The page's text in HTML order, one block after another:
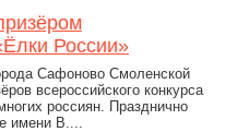
России»
Сафоново Смоленской
всероссийского конкурса
россиян. Празднично
имени В....